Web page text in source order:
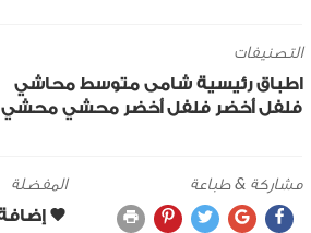
التصنيفات
اطباق رئيسية شامى متوسط محاشي
فلفل أخضر فلفل أخضر محشي محشي
مشاركة & طباعة المفضلة